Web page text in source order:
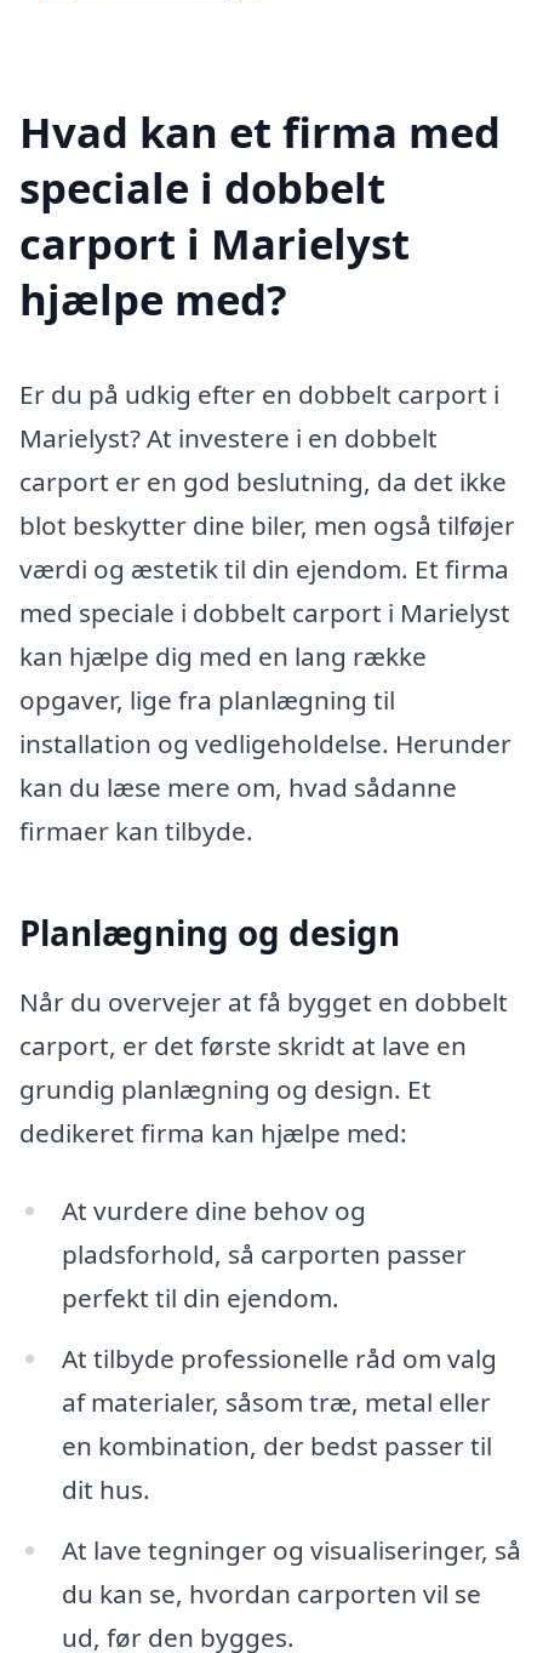
Hvad kan et firma med
speciale i dobbelt
carport i Marielyst
hjælpe med?
Er du på udkig efter en dobbelt carport i
Marielyst? At investere i en dobbelt
carport er en god beslutning, da det ikke
blot beskytter dine biler, men også tilføjer
værdi og æstetik til din ejendom. Et firma
med speciale i dobbelt carport i Marielyst
kan hjælpe dig med en lang række
opgaver, lige fra planlægning til
installation og vedligeholdelse. Herunder
kan du læse mere om, hvad sådanne
firmaer kan tilbyde.
Planlægning og design
Når du overvejer at få bygget en dobbelt
carport, er det første skridt at lave en
grundig planlægning og design. Et
dedikeret firma kan hjælpe med:
At vurdere dine behov og
pladsforhold, så carporten passer
perfekt til din ejendom.
At tilbyde professionelle råd om valg
af materialer, såsom træ, metal eller
en kombination, der bedst passer til
dit hus.
At lave tegninger og visualiseringer, så
du kan se, hvordan carporten vil se
ud, før den bygges.